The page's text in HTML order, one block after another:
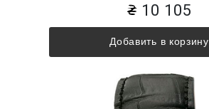
10 105
Добавить в корзину